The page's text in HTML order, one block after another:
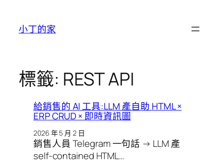
小丁的家
標籤: REST API
給銷售的 AI 工具:LLM 產自助 HTML ×
ERP CRUD × 即時資訊圖
2026 年 5 月 2 日
銷售人員 Telegram 一句話 → LLM 產
self-contained HTML…